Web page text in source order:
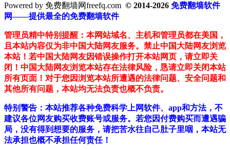
Powered by 免费翻墙网freefq.com © 2014-2026 免费翻墙软件
网——提供最全的免费翻墙软件
管理员精中特别提醒：本网站域名、主机和管理员都在美国，
且本站内容仅为非中国大陆网友服务。禁止中国大陆网友浏览
本站！若中国大陆网友因错误操作打开本站网页，请立即关
闭！中国大陆网友浏览本站存在法律风险，恳请立即关闭本站
所有页面！对于您因浏览本站所遭遇的法律问题、安全问题和
其他所有问题，本站均无法负责也概不负责。
特别警告：本站推荐各种免费科学上网软件、app和方法，不
建议各位网友购买收费账号或服务。若您因付费购买而遭遇骗
局，没有得到想要的服务，请把苦水往自己肚子里咽，本站无
法承担也概不承担任何责任！